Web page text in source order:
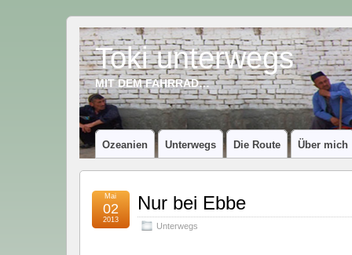
Toki unterwegs
MIT DEM FAHRRAD…
Ozeanien Unterwegs Die Route Über mich
Nur bei Ebbe
Unterwegs
Mai
02
2013